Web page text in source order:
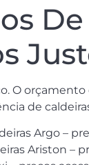
O
de
Argo –
Ariston –